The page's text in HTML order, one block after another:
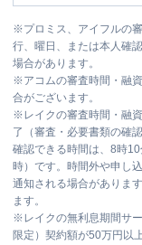
※プロミス、アイフルの
行、曜日、または本人確
場合があります。
※アコムの審査時間・融
合がございます。
※ レイクの審査時間・融
了（審査・必要書類の確
確認できる時間は、8時
時）です。時間外や申し
通知される場合がありま
ます。
※ レイクの無利息期間サ
限定）契約額が50万円以